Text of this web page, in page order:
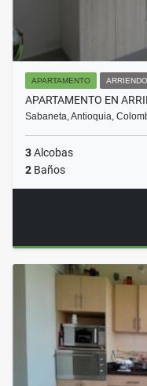
APARTAMENTO ARRIENDO
APARTAMENTO EN
Sabaneta, Antioquia,
3Alcobas
2 Baños